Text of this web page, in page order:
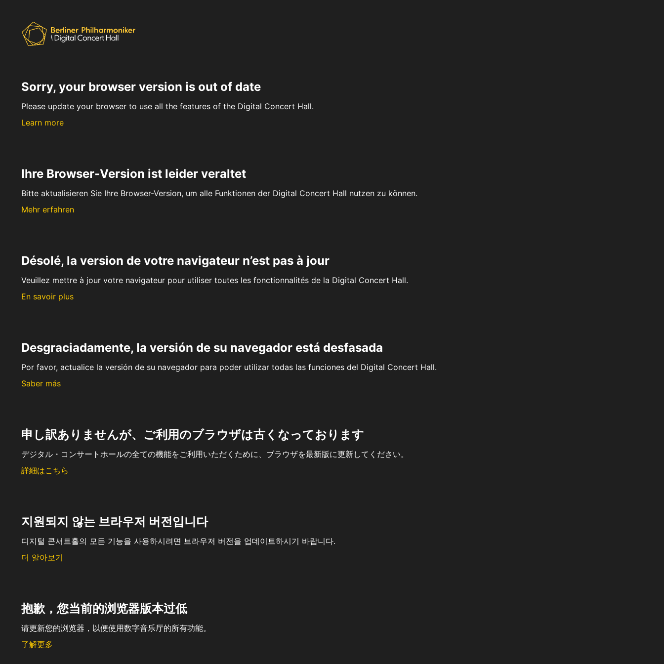
Sorry, your browser version is out of date
Please update your browser to use all the features of the Digital Concert Hall.
Learn more
Ihre Browser-Version ist leider veraltet
Bitte aktualisieren Sie Ihre Browser-Version, um alle Funktionen der Digital Concert Hall nutzen zu können.
Mehr erfahren
Désolé, la version de votre navigateur n’est pas à jour
Veuillez mettre à jour votre navigateur pour utiliser toutes les fonctionnalités de la Digital Concert Hall.
En savoir plus
Desgraciadamente, la versión de su navegador está desfasada
Por favor, actualice la versión de su navegador para poder utilizar todas las funciones del Digital Concert Hall.
Saber más
申し訳ありませんが、ご利用のブラウザは古くなっております
デジタル・コンサートホールの全ての機能をご利用いただくために、ブラウザを最新版に更新してください。
詳細はこちら
지원되지 않는 브라우저 버전입니다
디지털 콘서트홀의 모든 기능을 사용하시려면 브라우저 버전을 업데이트하시기 바랍니다.
더 알아보기
抱歉，您当前的浏览器版本过低
请更新您的浏览器，以便使用数字音乐厅的所有功能。
了解更多